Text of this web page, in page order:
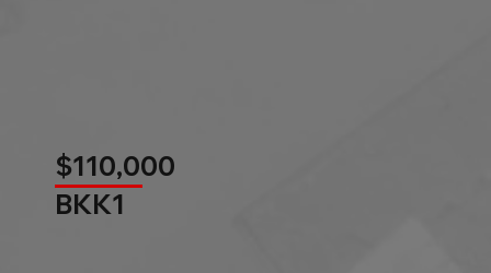
$110,000
BKK1